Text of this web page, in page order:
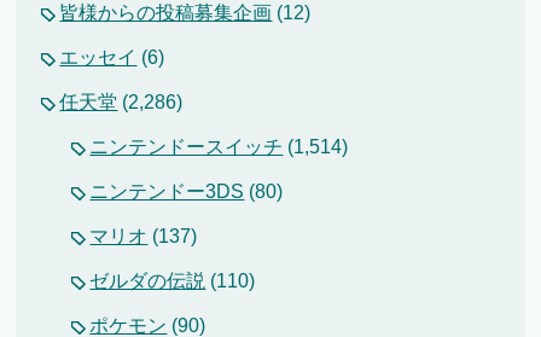
皆様からの投稿募集企画 (12)
エッセイ (6)
任天堂 (2,286)
ニンテンドースイッチ (1,514)
ニンテンドー3DS (80)
マリオ (137)
ゼルダの伝説 (110)
ポケモン (90)